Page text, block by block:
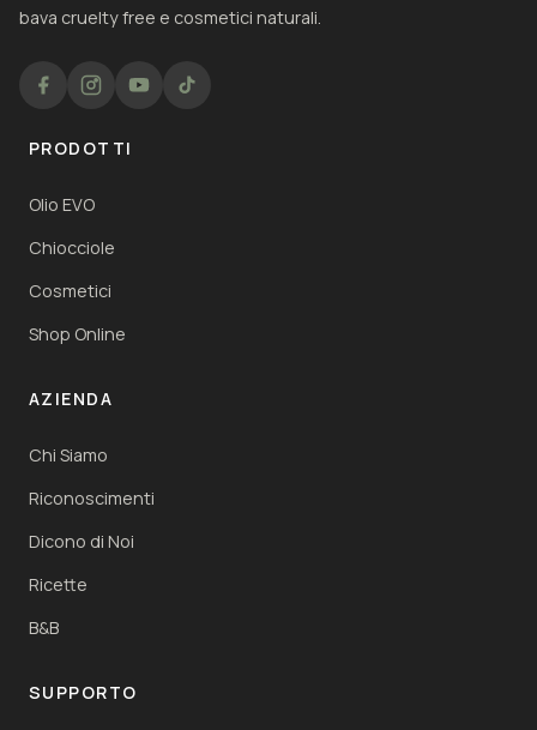
bava cruelty free e cosmetici naturali.
PRODOTTI
Olio EVO
Chiocciole
Cosmetici
Shop Online
AZIENDA
Chi Siamo
Riconoscimenti
Dicono di Noi
Ricette
B&B
SUPPORTO